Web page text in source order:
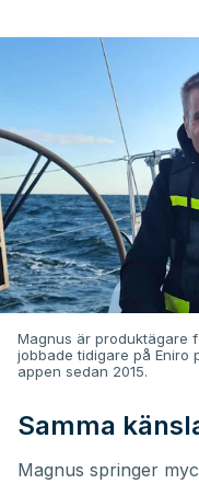
Magnus är produktägare
jobbade tidigare på Eniro
appen sedan 2015.
Samma
Magnus springer